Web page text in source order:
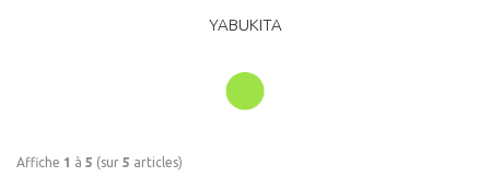
YABUKITA
Affiche 1 à 5 (sur 5 articles)